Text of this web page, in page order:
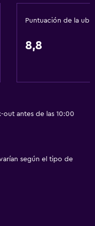
Puntuación de la
8,8
out antes de las 10:00
según el tipo de